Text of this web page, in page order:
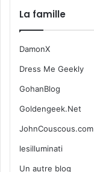
La famille
DamonX
Dress Me Geekly
GohanBlog
Goldengeek.Net
JohnCouscous.com
lesilluminati
Un autre blog